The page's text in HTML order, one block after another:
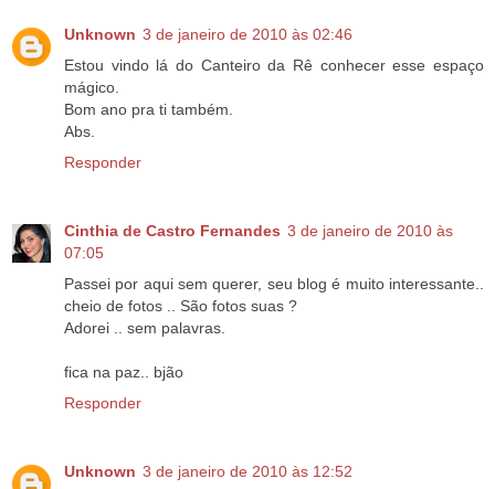
Unknown 3 de janeiro de 2010 às 02:46
Estou vindo lá do Canteiro da Rê conhecer esse espaço
mágico.
Bom ano pra ti também.
Abs.
Responder
Cinthia de Castro Fernandes 3 de janeiro de 2010 às
07:05
Passei por aqui sem querer, seu blog é muito interessante..
cheio de fotos .. São fotos suas ?
Adorei .. sem palavras.
fica na paz.. bjão
Responder
Unknown 3 de janeiro de 2010 às 12:52